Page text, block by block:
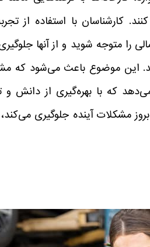
کارشناسان با استفاده از
متوجه شوید و از آنها
این موضوع باعث می‌شود که
که با بهره‌گیری از دانش
مشکلات آینده جلوگیری